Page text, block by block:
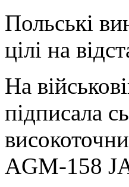
Польські
цілі на
На
підписала
AGM-158